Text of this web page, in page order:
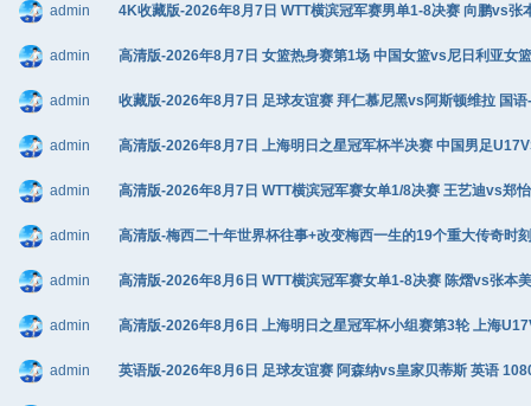
admin 4K收藏版-2026年8月7日 WTT横滨冠军赛男单1-8决赛 向鹏vs
admin 高清版-2026年8月7日 女篮热身赛第1场 中国女篮vs尼日利亚女
admin 收藏版-2026年8月7日 足球友谊赛 拜仁慕尼黑vs阿斯顿维拉 国
admin 高清版-2026年8月7日 上海明日之星冠军杯半决赛 中国男足
admin 高清版-2026年8月7日 WTT横滨冠军赛女单1/8决赛 王艺迪vs郑
admin 高清版-梅西二十年世界杯往事+改变梅西一生的19个重大传奇
admin 高清版-2026年8月6日 WTT横滨冠军赛女单1-8决赛 陈熠vs张本
admin 高清版-2026年8月6日 上海明日之星冠军杯小组赛第3轮 上海
admin 英语版-2026年8月6日 足球友谊赛 阿森纳vs皇家贝蒂斯 英语